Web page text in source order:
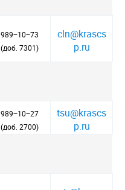
989−10−73
(доб. 7301)
cln@krascs
p.ru
989−10−27
(доб. 2700)
tsu@krascs
p.ru